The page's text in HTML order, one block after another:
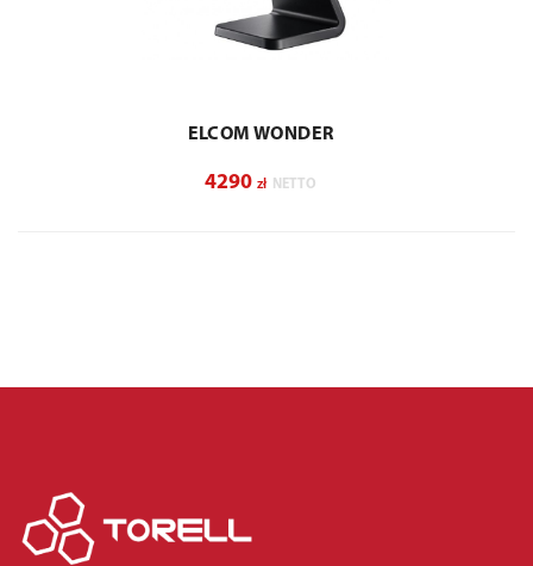
ELCOM WONDER
4290 zł NETTO